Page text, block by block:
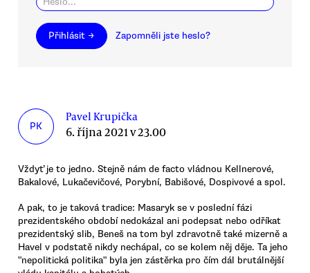
Přihlásit → Zapomněli jste heslo?
PK
Pavel Krupička
6. října 2021 v 23.00
Vždyť je to jedno. Stejně nám de facto vládnou Kellnerové,
Bakalové, Lukačevičové, Porybní, Babišové, Dospivové a spol.
A pak, to je taková tradice: Masaryk se v poslední fázi
prezidentského období nedokázal ani podepsat nebo odříkat
prezidentský slib, Beneš na tom byl zdravotně také mizerně a
Havel v podstatě nikdy nechápal, co se kolem něj děje. Ta jeho
"nepolitická politika" byla jen zástěrka pro čím dál brutálnější